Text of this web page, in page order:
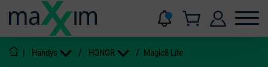
| Handys / HONOR / Magic8 Lite